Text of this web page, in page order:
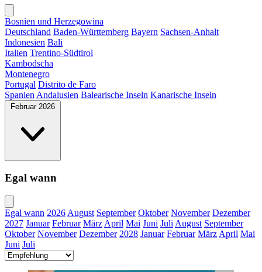
Bosnien und Herzegowina
Deutschland Baden-Württemberg Bayern Sachsen-Anhalt
Indonesien Bali
Italien Trentino-Südtirol
Kambodscha
Montenegro
Portugal Distrito de Faro
Spanien Andalusien Balearische Inseln Kanarische Inseln
Februar 2026
Egal wann
Egal wann 2026 August September Oktober November Dezember
2027 Januar Februar März April Mai Juni Juli August September
Oktober November Dezember 2028 Januar Februar März April Mai
Juni Juli